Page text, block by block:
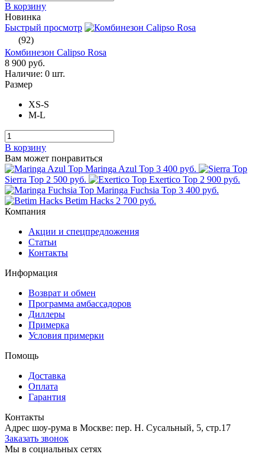
В корзину
Новинка
Быстрый просмотр
(92)
Комбинезон Calipso Rosa
8 900 руб.
Наличие: 0 шт.
Размер
XS-S
M-L
В корзину
Вам может понравиться
Maringa Azul Top 3 400 руб.
Sierra Top 2 500 руб. Exertico Top 2 900 руб.
Maringa Fuchsia Top 3 400 руб.
Betim Hacks 2 700 руб.
Компания
Акции и спецпредложения
Статьи
Контакты
Информация
Возврат и обмен
Программа амбассадоров
Диллеры
Примерка
Условия примерки
Помощь
Доставка
Оплата
Гарантия
Контакты
Адрес шоу-рума в Москве: пер. Н. Сусальный, 5, стр.17
Заказать звонок
Мы в социальных сетях